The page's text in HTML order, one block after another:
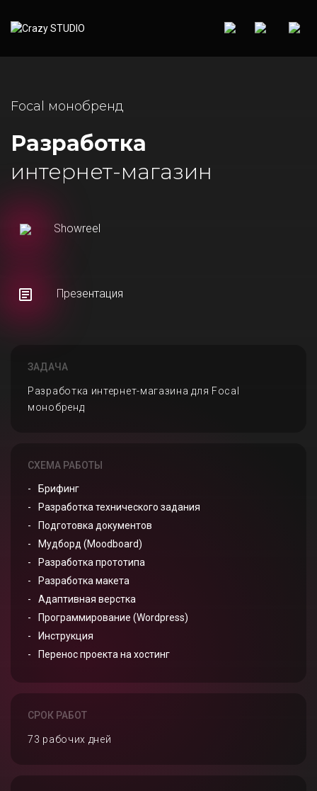
Focal монобренд
Разработка
интернет-магазин
Showreel
Презентация
ЗАДАЧА
Разработка интернет-магазина для Focal
монобренд
СХЕМА РАБОТЫ
Брифинг
Разработка технического задания
Подготовка документов
Мудборд (Moodboard)
Разработка прототипа
Разработка макета
Адаптивная верстка
Программирование (Wordpress)
Инструкция
Перенос проекта на хостинг
СРОК РАБОТ
73 рабочих дней